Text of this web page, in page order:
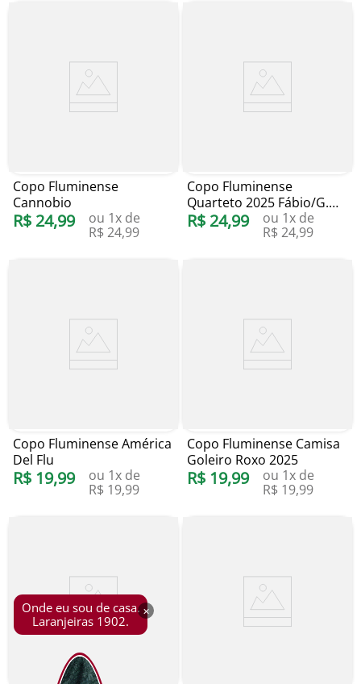
×
Onde eu sou de casa.
Laranjeiras 1902.
Copo Fluminense
Cannobio
R$ 24,99 ou 1x de
R$ 24,99
Copo Fluminense
Quarteto 2025 Fábio/G.
Cano/T.Silva/Martinelli
R$ 24,99 ou 1x de
R$ 24,99
Copo Fluminense América
Del Flu
R$ 19,99 ou 1x de
R$ 19,99
Copo Fluminense Camisa
Goleiro Roxo 2025
R$ 19,99 ou 1x de
R$ 19,99